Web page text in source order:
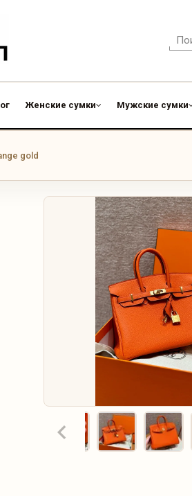
Женские сумки Мужские сумки
gold